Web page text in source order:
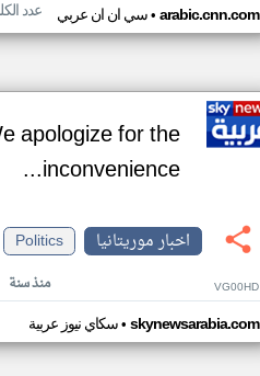
سي ان ان عربي• arabic.cnn.com عدد الكلمات:
apologize for the
inconvenience...
اخبار موريتانيا
Politics
منذ سنة VG00HD
سكاي نيوز عربية• skynewsarabia.com